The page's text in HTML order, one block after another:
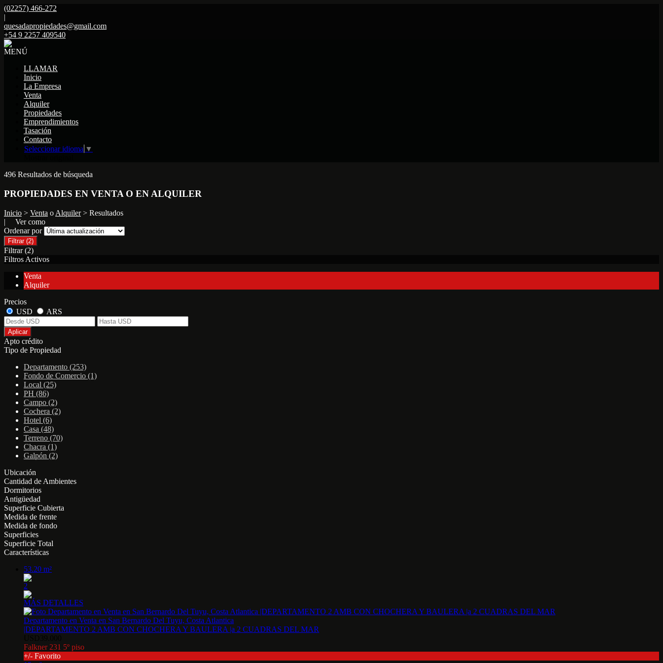
(02257) 466-272
|
quesadapropiedades@gmail.com
+54 9 2257 409540
MENÚ
LLAMAR
Inicio
La Empresa
Venta
Alquiler
Propiedades
Emprendimientos
Tasación
Contacto
Seleccionar idioma ▼
496 Resultados de búsqueda
PROPIEDADES EN VENTA O EN ALQUILER
Inicio > Venta o Alquiler> Resultados
| Ver como
Ordenar por
Filtrar (2)
Filtrar (2)
Filtros Activos
Venta
Alquiler
Precios
USD
ARS
Aplicar
Apto crédito
Tipo de Propiedad
Departamento (253)
Fondo de Comercio (1)
Local (25)
PH (86)
Campo (2)
Cochera (2)
Hotel (6)
Casa (48)
Terreno (70)
Chacra (1)
Galpón (2)
Ubicación
Cantidad de Ambientes
Dormitorios
Antigüedad
Superficie Cubierta
Medida de frente
Medida de fondo
Superficies
Superficie Total
Características
53.20 m²
2
MÁS DETALLES
Departamento en Venta en San Bernardo Del Tuyu, Costa Atlantica
|DEPARTAMENTO 2 AMB CON CHOCHERA Y BAULERA |a 2 CUADRAS DEL MAR
Falkner 231 5º piso
+/- Favorito